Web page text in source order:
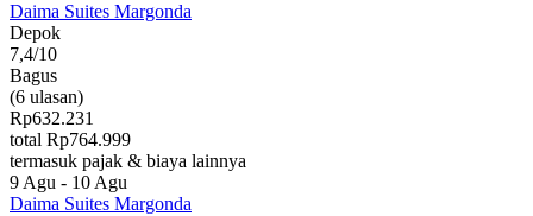
Daima Suites Margonda
Depok
7,4/10
Bagus
(6 ulasan)
Rp632.231
total Rp764.999
termasuk pajak & biaya lainnya
9 Agu - 10 Agu
Daima Suites Margonda